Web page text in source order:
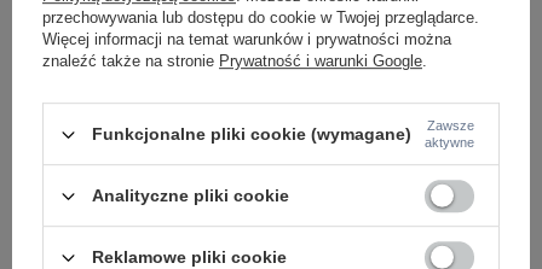
LAMPY SOLARNE
OPRAWY OGRODOWE
GIRLANDY OGRODOWE
OŚWIETLENIE SCHODÓW ZEWNĘTRZNE
AZZARDO
ITALUX
MAYTONI
ARGON
przechowywania lub dostępu do cookie w Twojej przeglądarce.
Więcej informacji na temat warunków i prywatności można
znaleźć także na stronie Prywatność i warunki Google.
Funkcjonalne pliki cookie (wymagane)
Zawsze
aktywne
Analityczne pliki cookie
Reklamowe pliki cookie